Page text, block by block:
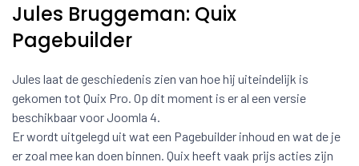
Jules Bruggeman: Quix
Pagebuilder
Jules laat de geschiedenis zien van hoe hij uiteindelijk is
gekomen tot Quix Pro. Op dit moment is er al een versie
beschikbaar voor Joomla 4.
Er wordt uitgelegd uit wat een Pagebuilder inhoud en wat de je
er zoal mee kan doen binnen. Quix heeft vaak prijs acties zijn